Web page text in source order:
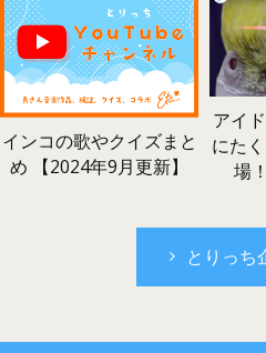
インコの歌やクイズまと
め 【2024年9月更新】
アイ
にた
場
とりっち